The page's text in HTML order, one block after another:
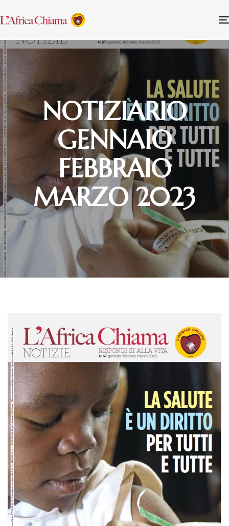
NOTIZIARIO
GENNAIO
FEBBRAIO
MARZO 2023